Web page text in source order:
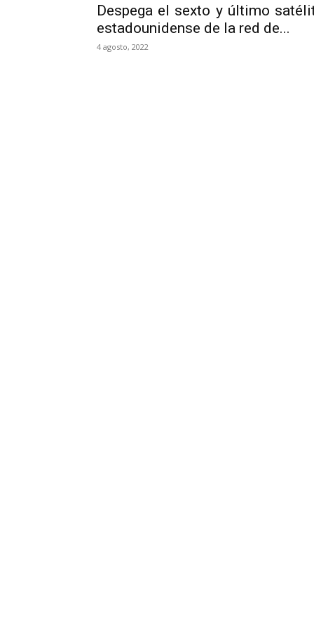
Despega el sexto y último
estadounidense de la red de...
4 agosto, 2022